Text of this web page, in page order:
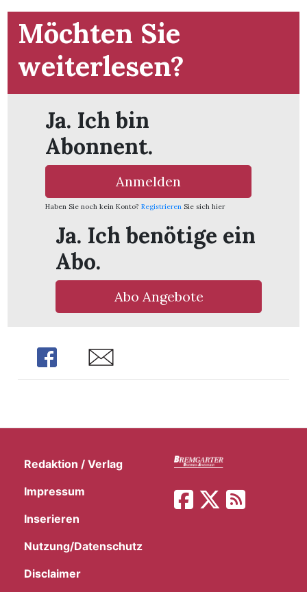
Möchten Sie
weiterlesen?
Ja. Ich bin
Abonnent.
Anmelden
Haben Sie noch kein Konto? Registrieren Sie sich hier
Ja. Ich benötige ein
Abo.
Abo Angebote
Share Share
Redaktion / Verlag
Impressum
Inserieren
Nutzung/Datenschutz
Disclaimer